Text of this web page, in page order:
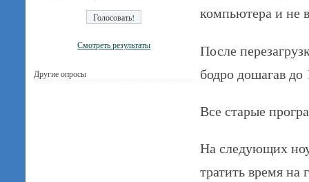
компьютера и не
После
бодро дошагав
Все старые
На следующих
тратить время на
Смотреть результаты
Другие опросы